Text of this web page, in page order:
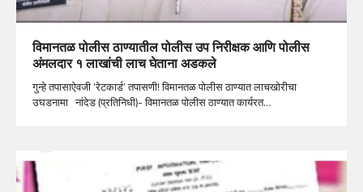
विमानतळ पोलीस ठाण्यातील पोलीस उप निरीक्षक आणि पोलीस
अंमलदार १ लाखांची लाच घेताना अडकले
गुन्हे तपासाऐवजी ‘रेटकार्ड’ तपासणी! विमानतळ पोलीस ठाण्यात लाचखोरीचा
उघडनामा नांदेड (प्रतिनिधी)- विमानतळ पोलीस ठाण्यात कार्यरत…